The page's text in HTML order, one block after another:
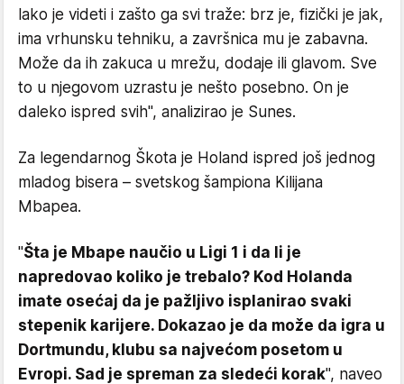
lako je videti i zašto ga svi traže: brz je, fizički je jak,
ima vrhunsku tehniku, a završnica mu je zabavna.
Može da ih zakuca u mrežu, dodaje ili glavom. Sve
to u njegovom uzrastu je nešto posebno. On je
daleko ispred svih", analizirao je Sunes.
Za legendarnog Škota je Holand ispred još jednog
mladog bisera – svetskog šampiona Kilijana
Mbapea.
"Šta je Mbape naučio u Ligi 1 i da li je
napredovao koliko je trebalo? Kod Holanda
imate osećaj da je pažljivo isplanirao svaki
stepenik karijere. Dokazao je da može da igra u
Dortmundu, klubu sa najvećom posetom u
Evropi. Sad je spreman za sledeći korak", naveo